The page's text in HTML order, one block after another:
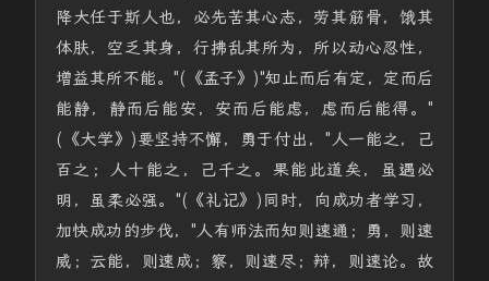
降大任于斯人也，必先苦其心志，劳其筋骨，饿其
体肤，空乏其身，行拂乱其所为，所以动心忍性，
增益其所不能。"(《孟子》)"知止而后有定，定而后
能静，静而后能安，安而后能虑，虑而后能得。"
(《大学》)要坚持不懈，勇于付出，"人一能之，己
百之；人十能之，己千之。果能此道矣，虽遇必
明，虽柔必强。"(《礼记》)同时，向成功者学习，
加快成功的步伐，"人有师法而知则速通；勇，则速
威；云能，则速成；察，则速尽；辩，则速论。故